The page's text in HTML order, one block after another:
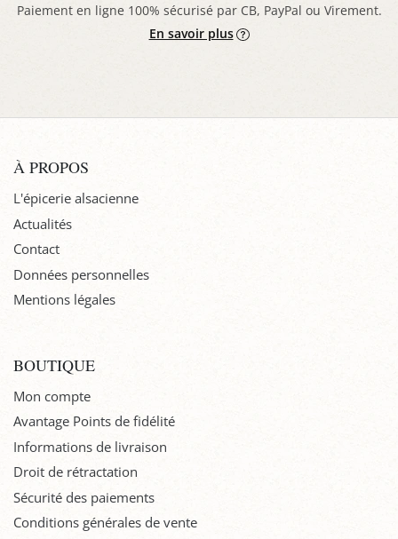
Paiement en ligne 100% sécurisé par CB, PayPal ou Virement.
En savoir plus
À PROPOS
L'épicerie alsacienne
Actualités
Contact
Données personnelles
Mentions légales
BOUTIQUE
Mon compte
Avantage Points de fidélité
Informations de livraison
Droit de rétractation
Sécurité des paiements
Conditions générales de vente